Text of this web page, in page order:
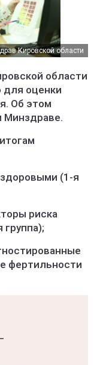
Кировской области
области
оценки
Об этом
Минздраве.
(1-я
риска
группа);
фертильности